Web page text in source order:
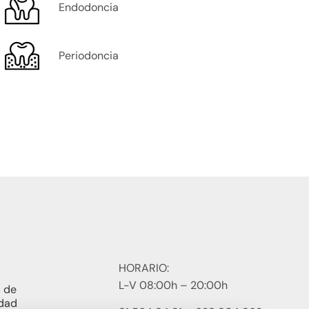
Endodoncia
Periodoncia
de
HORARIO:
L-V 08:00h – 20:00h